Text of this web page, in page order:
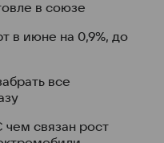
в союзе
в июне на 0,9%, до
все
чем связан рост